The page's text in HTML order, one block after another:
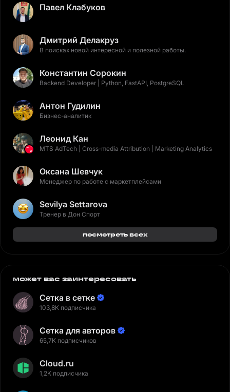
Павел Клабуков
Дмитрий Делакруз
В поисках новой интересной и полезной работы.
Константин Сорокин
Backend Developer | Python, FastAPI, PostgreSQL
Антон Гудилин
Бизнес-аналитик
Леонид Кан
MTS AdTech | Cross-media Attribution | Marketing Analytics
Оксана Шевчук
Менеджер по работе с маркетплейсами
Sevilya Settarova
Тренер в Дон Спорт
посмотреть всех
может вас заинтересовать
Сетка в сетке
103,8K подписчика
Сетка для авторов
65,7K подписчиков
Cloud.ru
1,2K подписчика